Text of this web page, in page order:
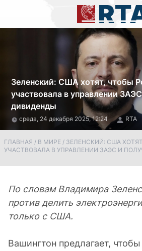
Зеленский: США хотят, чтобы
участвовала в управлении
дивиденды
среда, 24 декабря 2025, 12:24 RTA
ГЛАВНАЯ / В МИРЕ / ЗЕЛЕНСКИЙ: США
УЧАСТВОВАЛА В УПРАВЛЕНИИ ЗАЭС И
По словам Владимира
против делить
только с США.
Вашингтон предлагает,